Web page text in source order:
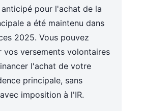
pour l'achat de la
a été maintenu dans
2025. Vous pouvez
versements volontaires
l'achat de votre
principale, sans
imposition à l'IR.